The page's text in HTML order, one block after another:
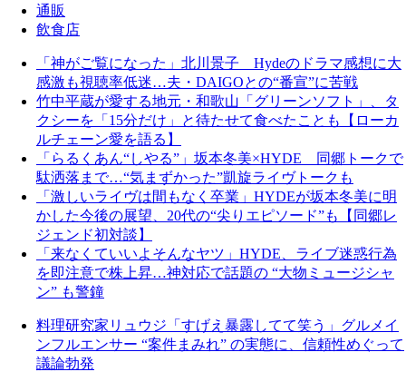
通販
飲食店
「神がご覧になった」北川景子 Hydeのドラマ感想に大
感激も視聴率低迷…夫・DAIGOとの“番宣”に苦戦
竹中平蔵が愛する地元・和歌山「グリーンソフト」、タ
クシーを「15分だけ」と待たせて食べたことも【ローカ
ルチェーン愛を語る】
「らるくあん“しやる”」坂本冬美×HYDE 同郷トークで
駄洒落まで…“気まずかった”凱旋ライヴトークも
「激しいライヴは間もなく卒業」HYDEが坂本冬美に明
かした今後の展望、20代の“尖りエピソード”も【同郷レ
ジェンド初対談】
「来なくていいよそんなヤツ」HYDE、ライブ迷惑行為
を即注意で株上昇…神対応で話題の “大物ミュージシャ
ン” も警鐘
料理研究家リュウジ「すげえ暴露してて笑う」グルメイ
ンフルエンサー “案件まみれ” の実態に、信頼性めぐって
議論勃発